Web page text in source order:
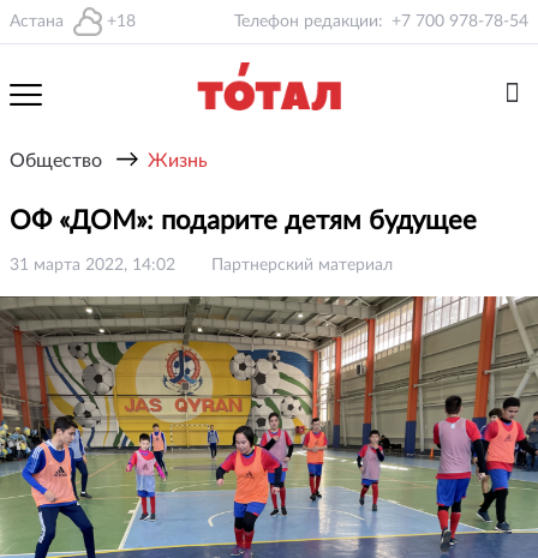
Астана +18 Телефон редакции: +7 700 978-78-54
Общество → Жизнь
ОФ «ДОМ»: подарите детям будущее
31 марта 2022, 14:02 Партнерский материал